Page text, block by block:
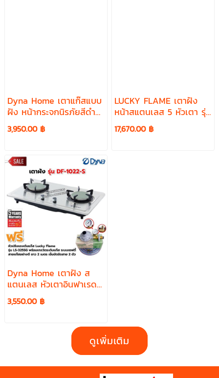
Dyna Home เตาแก๊สแบบ
ฝัง หน้ากระจกนิรภัยสีดำ
หัวผสม 2 หัวเตา รุ่น DF-
922 พร้อมหัวปรับตั้งเวลา
3,950.00 ฿
LUCKY FLAME เตาฝัง
หน้าสแตนเลส 5 หัวเตา รุ่น
LBS-945
17,670.00 ฿
Dyna Home เตาฝัง ส
แตนเลส หัวเตาอินฟาเรด
รุ่น DF-1022-S หัวปรับแรง
ดัน แบบมีเกจวัดแก๊ส
3,550.00 ฿
ดูเพิ่มเติม